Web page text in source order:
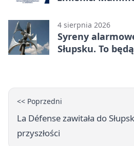
4 sierpnia 2026
Syreny
Słupsku. To
<< Poprzedni
La Défense zawitała do
przyszłości